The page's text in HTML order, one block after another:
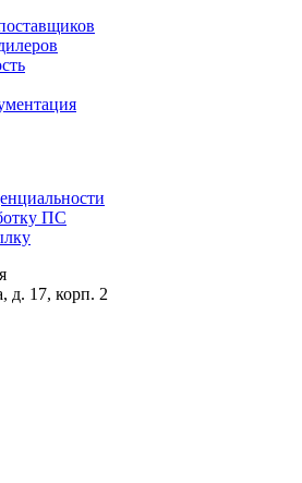
ПС
д. 17, корп. 2